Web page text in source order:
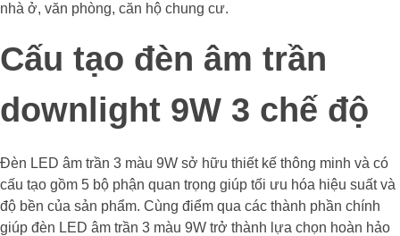
nhà ở, văn phòng, căn hộ chung cư.
Cấu tạo đèn âm trần
downlight 9W 3 chế độ
Đèn LED âm trần 3 màu 9W sở hữu thiết kế thông minh và có
cấu tạo gồm 5 bộ phận quan trọng giúp tối ưu hóa hiệu suất và
độ bền của sản phẩm. Cùng điểm qua các thành phần chính
giúp đèn LED âm trần 3 màu 9W trở thành lựa chọn hoàn hảo